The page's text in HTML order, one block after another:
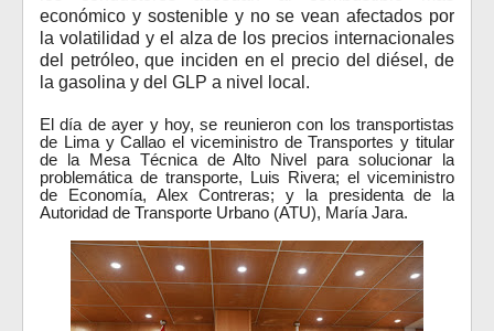
económico y sostenible y no se vean afectados por
la volatilidad y el alza de los precios internacionales
del petróleo, que inciden en el precio del diésel, de
la gasolina y del GLP a nivel local.
El día de ayer y hoy, se reunieron con los transportistas
de Lima y Callao el viceministro de Transportes y titular
de la Mesa Técnica de Alto Nivel para solucionar la
problemática de transporte, Luis Rivera; el viceministro
de Economía, Alex Contreras; y la presidenta de la
Autoridad de Transporte Urbano (ATU), María Jara.